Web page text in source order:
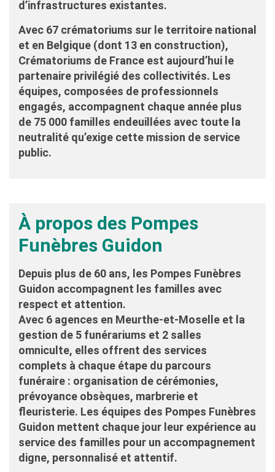
d’infrastructures existantes.
Avec 67 crématoriums sur le territoire national
et en Belgique (dont 13 en construction),
Crématoriums de France est aujourd’hui le
partenaire privilégié des collectivités. Les
équipes, composées de professionnels
engagés, accompagnent chaque année plus
de 75 000 familles endeuillées avec toute la
neutralité qu’exige cette mission de service
public.
À propos des Pompes
Funèbres Guidon
Depuis plus de 60 ans, les Pompes Funèbres
Guidon accompagnent les familles avec
respect et attention.
Avec 6 agences en Meurthe-et-Moselle et la
gestion de 5 funérariums et 2 salles
omniculte, elles offrent des services
complets à chaque étape du parcours
funéraire : organisation de cérémonies,
prévoyance obsèques, marbrerie et
fleuristerie. Les équipes des Pompes Funèbres
Guidon mettent chaque jour leur expérience au
service des familles pour un accompagnement
digne, personnalisé et attentif.